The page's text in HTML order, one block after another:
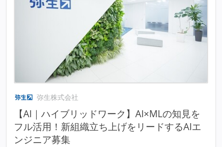
弥生株式会社
【AI｜ハイブリッドワーク】AI×MLの知見を
フル活用！新組織立ち上げをリードするAIエ
ンジニア募集